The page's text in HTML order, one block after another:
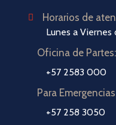
Horarios de
Lunes a Viernes
Oficina de Partes:
+57 2583 000
Para Emergencias
+57 258 3050